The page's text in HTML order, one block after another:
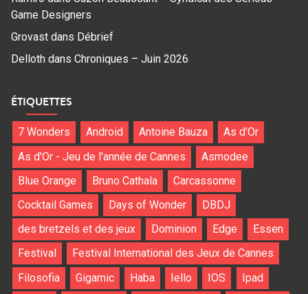
Game Designers
Grovast dans Débrief
Delloth dans Chroniques – Juin 2026
ÉTIQUETTES
7 Wonders Android Antoine Bauza
As d'Or
As d'Or - Jeu de l'année de Cannes
Asmodee
Blue Orange
Bruno Cathala
Carcassonne
Cocktail Games
Days of Wonder
DBDJ
des bretzels et des jeux
Dominion Edge
Essen
Festival
Festival International des Jeux de Cannes
Filosofia
Gigamic Haba Iello IOS
Ipad